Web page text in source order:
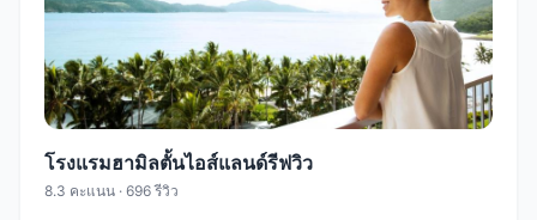
โรงแรมฮามิลตั้นไอส์แลนด์รีฟวิว
8.3 คะแนน · 696 รีวิว